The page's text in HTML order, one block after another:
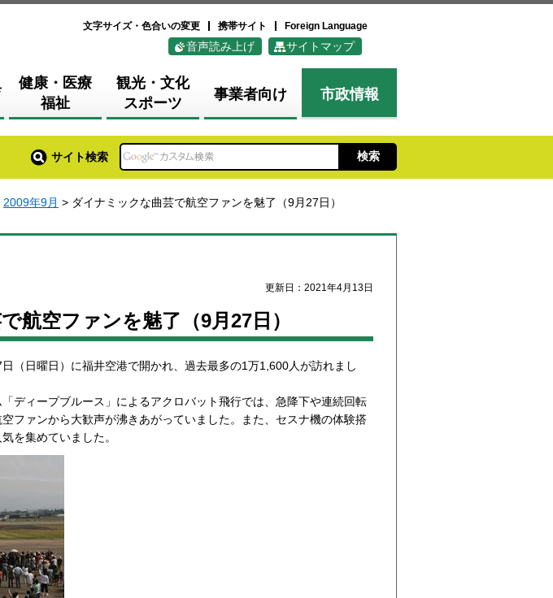
文字サイズ・色合いの変更 携帯サイト Foreign Language
音声読み上げ サイトマップ
健康・医療
福祉
観光・文化
スポーツ
事業者向け 市政情報
サイト検索
2009年9月 > ダイナミックな曲芸で航空ファンを魅了（9月27日）
更新日：2021年4月13日
航空ファンを魅了（9月27日）
（日曜日）に福井空港で開かれ、過去最多の1万1,600人が訪れまし
ディープブルース」によるアクロバット飛行では、急降下や連続回転
ファンから大歓声が沸きあがっていました。また、セスナ機の体験搭
を集めていました。